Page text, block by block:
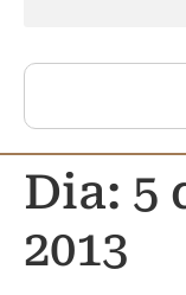
Dia: 5
2013